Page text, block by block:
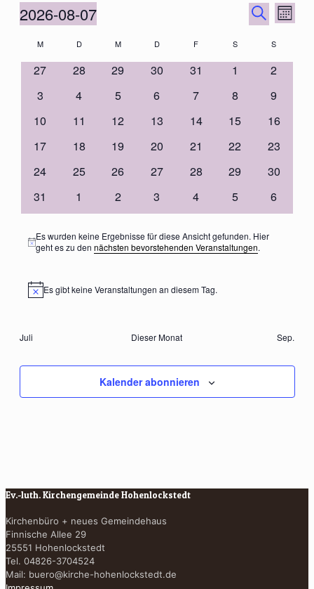
Suche
Ansichten,
Navigation
Suche
Monat
2026-08-07
wählen.
Kalender
Veranstaltungen
M
D
M
D
F SSamstag S
0
27
0
28
0
29
0
30
0
31
0
1
0
2
0
3
0
4
0
5
0
6
0
7
0
8
0
9
0
10
0
11
0
12
0
13
0
14
0
15
0
16
0
17
0
18
0
19
0
20
0
21
0
22
0
23
0
24
0
25
0
26
0
27
0
28
0
29
0
30
0
Veranstaltungen
31
0
Veranstaltungen
1
0
Veranstaltungen
2
0
Veranstaltungen
3
0
Veranstaltungen
4
0
Veranstaltungen
5
0
6
Hinweis
Es wurden keine Ergebnisse für diese Ansicht gefunden. Hier
geht es zu dennächsten bevorstehenden Veranstaltungen.
HinweisEs gibt keine Veranstaltungen an diesem Tag.
Juli Dieser Monat Sep.
Kalender abonnieren
Ev.-luth. Kirchengemeinde Hohenlockstedt
Kirchenbüro + neues Gemeindehaus
Finnische Allee 29
25551 Hohenlockstedt
Tel. 04826-3704524
Mail: buero@kirche-hohenlockstedt.de